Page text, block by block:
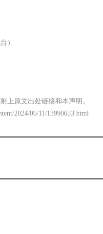
）
上原文出处链接和本声明。
2024/06/11/13990653.html